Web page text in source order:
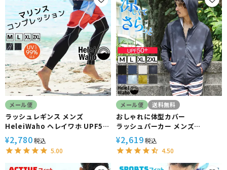
メール便
ラッシュレギンス メンズ
HeleiWaho ヘレイワホ UPF50
＋ UVカット シュノーケリング 海
プール インナーパンツ コンプレ
ッション 接触冷感
¥2,780税込
5.00
メール便 送料無料
おしゃれに体型カバー
ラッシュパーカー メンズ
HeleiWaho ヘレイワホ ラッシ
ュパーカー 長袖 パーカー
UPF50+ で UVカット 大きいサ
イズ で 体型カバー
¥2,619税込
4.50